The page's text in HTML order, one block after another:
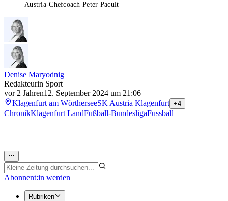
Austria-Chefcoach Peter Pacult
Denise Maryodnig
Redakteurin Sport
vor 2 Jahren12. September 2024 um 21:06
Klagenfurt am WörtherseeSK Austria Klagenfurt +4
ChronikKlagenfurt LandFußball-BundesligaFussball
Abonnent:in werden
Rubriken